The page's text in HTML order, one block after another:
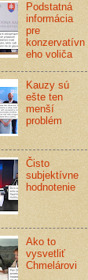
Podstatná
informácia
pre
konzervatívn
eho voliča
Kauzy sú
ešte ten
menší
problém
Čisto
subjektívne
hodnotenie
Ako to
vysvetliť
Chmelárovi